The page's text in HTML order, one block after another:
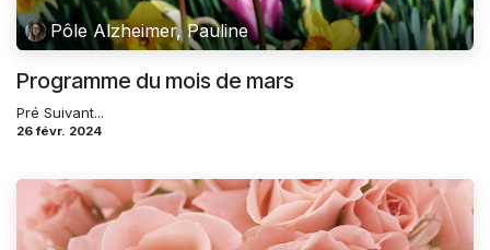
Pôle Alzheimer, Pauline
Programme du mois de mars
Pré Suivant...
26 févr. 2024